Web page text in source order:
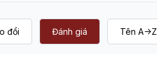
đổi Đánh giá Tên A->Z